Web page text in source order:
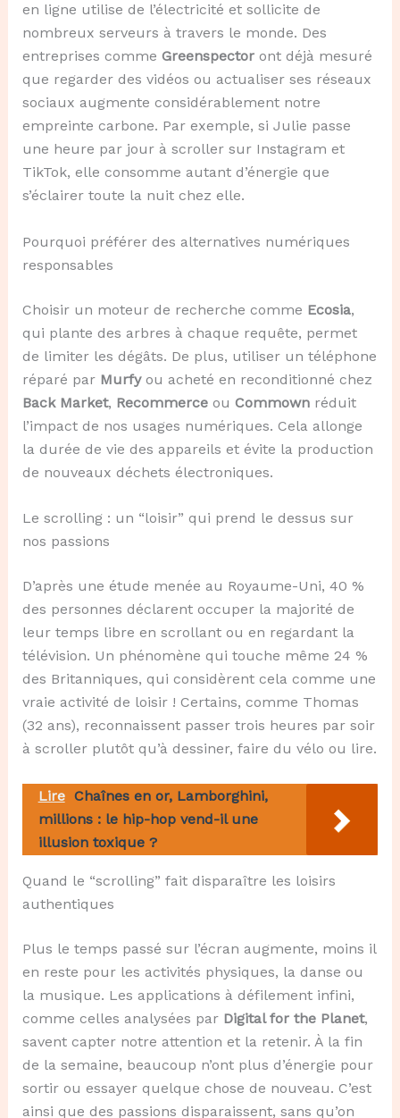
en ligne utilise de l’électricité et sollicite de
nombreux serveurs à travers le monde. Des
entreprises comme Greenspectoront déjà mesuré
que regarder des vidéos ou actualiser ses réseaux
sociaux augmente considérablement notre
empreinte carbone. Par exemple, si Julie passe
une heure par jour à scroller sur Instagram et
TikTok, elle consomme autant d’énergie que
s’éclairer toute la nuit chez elle.
Pourquoi préférer des alternatives numériques
responsables
Choisir un moteur de recherche comme Ecosia,
qui plante des arbres à chaque requête, permet
de limiter les dégâts. De plus, utiliser un téléphone
réparé par Murfyou acheté en reconditionné chez
Back Market, Recommerceou Commownréduit
l’impact de nos usages numériques. Cela allonge
la durée de vie des appareils et évite la production
de nouveaux déchets électroniques.
Le scrolling : un “loisir” qui prend le dessus sur
nos passions
D’après une étude menée au Royaume-Uni, 40 %
des personnes déclarent occuper la majorité de
leur temps libre en scrollant ou en regardant la
télévision. Un phénomène qui touche même 24 %
des Britanniques, qui considèrent cela comme une
vraie activité de loisir ! Certains, comme Thomas
(32 ans), reconnaissent passer trois heures par soir
à scroller plutôt qu’à dessiner, faire du vélo ou lire.
Lire Chaînes en or, Lamborghini,
millions : le hip-hop vend-il une
illusion toxique ?
Quand le “scrolling” fait disparaître les loisirs
authentiques
Plus le temps passé sur l’écran augmente, moins il
en reste pour les activités physiques, la danse ou
la musique. Les applications à défilement infini,
comme celles analysées par Digital for the Planet,
savent capter notre attention et la retenir. À la fin
de la semaine, beaucoup n’ont plus d’énergie pour
sortir ou essayer quelque chose de nouveau. C’est
ainsi que des passions disparaissent, sans qu’on